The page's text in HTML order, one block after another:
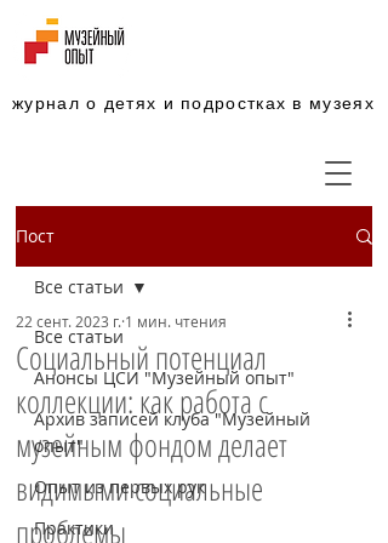
журнал о детях и подростках в музеях
Пост
Все статьи
Анонсы ЦСИ "Музейный опыт"
Архив записей клуба "Музейный
опыт"
Опыт из первых рук
Практики
Все статьи
Социальный потенциал
коллекции: как работа с
музейным фондом делает
видимыми социальные
проблемы
22 сент. 2023 г. 1 мин. чтения